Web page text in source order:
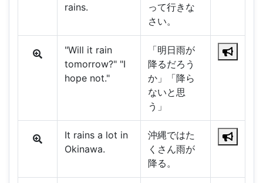
rains.
って行きな
さい。
"Will it rain
tomorrow?" "I
hope not."
「明日雨が
降るだろう
か」「降ら
ないと思
う」
It rains a lot in
Okinawa.
沖縄ではた
くさん雨が
降る。